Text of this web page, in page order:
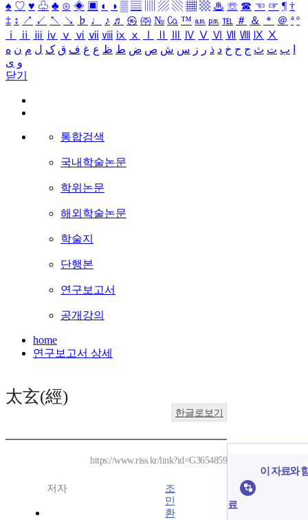
♠ ♡ ♥ ♧ ♣ ⊙ ◈ ▣ ◐ ◑ ▒ ▤ ▨ ▧ ▦ ▩ ♨ ☏ ☎ ☜ ☞ ¶ †
‡ ↕ ↗ ↙ ↖ ↘ ♭ ♩ ♪ ♬ ㉿ ㈜ № ㏇ ™ ㏂ ㏘ ℡ ＃ ＆ ＊ ＠ ª º
ⅰ
ⅱ ⅲ ⅳ ⅴ ⅵ ⅶ ⅷ ⅸ ⅹ Ⅳ Ⅴ Ⅵ Ⅶ Ⅷ Ⅸ Ⅹ
ب ت ث ج ح خ د ذ ر ز س ش ص ض ط ظ ع غ ف ق ک ل م ن ه
و ی
닫기
통합검색
국내학술논문
학위논문
해외학술논문
학술지
단행본
연구보고서
공개강의
home
연구보고서 상세
太玄(經)
한글로보기
https://www.riss.kr/link?id=G3654859
저자
조
민
환
이 자료와
료